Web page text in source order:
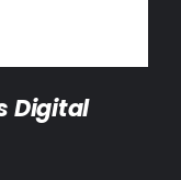
Digital